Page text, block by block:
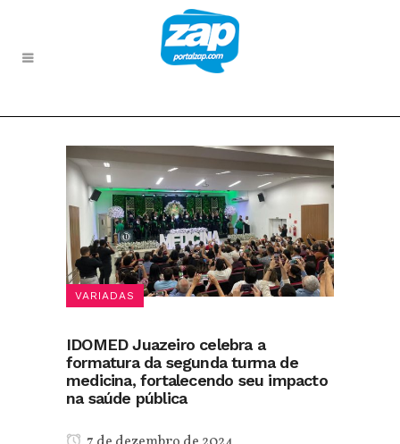
VARIADAS
IDOMED Juazeiro celebra a
formatura da segunda turma de
medicina, fortalecendo seu impacto
na saúde pública